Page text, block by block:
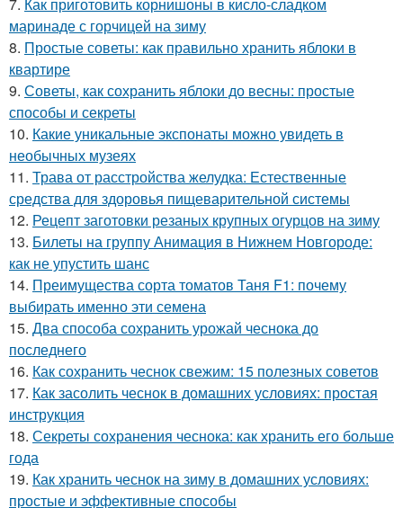
маринаде с горчицей на зиму
8. Простые советы: как правильно хранить яблоки в
квартире
9. Советы, как сохранить яблоки до весны: простые
способы и секреты
10. Какие уникальные экспонаты можно увидеть в
необычных музеях
11. Трава от расстройства желудка: Естественные
средства для здоровья пищеварительной системы
12. Рецепт заготовки резаных крупных огурцов на зиму
13. Билеты на группу Анимация в Нижнем Новгороде:
как не упустить шанс
14. Преимущества сорта томатов Таня F1: почему
выбирать именно эти семена
15. Два способа сохранить урожай чеснока до
последнего
16. Как сохранить чеснок свежим: 15 полезных советов
17. Как засолить чеснок в домашних условиях: простая
инструкция
18. Секреты сохранения чеснока: как хранить его больше
года
19. Как хранить чеснок на зиму в домашних условиях:
простые и эффективные способы